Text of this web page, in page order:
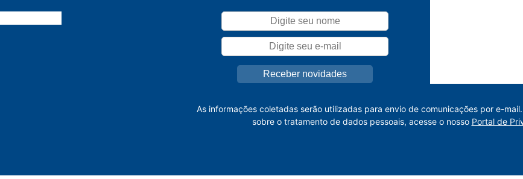
As informações coletadas serão utilizadas para envio de comunicações por e-
sobre o tratamento de dados pessoais, acesse o nosso Portal de